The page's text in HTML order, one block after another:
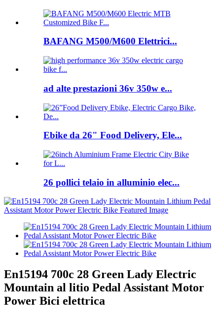
BAFANG M500/M600 Elettrici...
ad alte prestazioni 36v 350w e...
Ebike da 26" Food Delivery, Ele...
26 pollici telaio in alluminio elec...
En15194 700c 28 Green Lady Electric
Mountain al litio Pedal Assistant Motor
Power Bici elettrica